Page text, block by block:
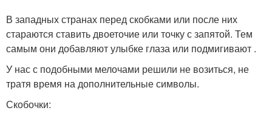
В западных странах перед скобками или после них
стараются ставить двоеточие или точку с запятой. Тем
самым они добавляют улыбке глаза или подмигивают .
У нас с подобными мелочами решили не возиться, не
тратя время на дополнительные символы.
Скобочки: